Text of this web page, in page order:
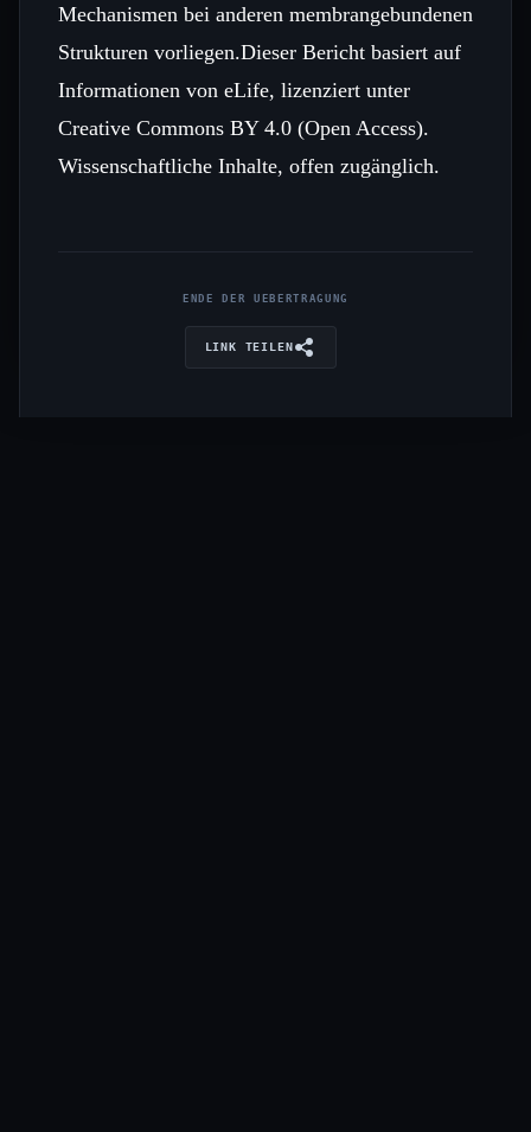
Mechanismen bei anderen membrangebundenen
Strukturen vorliegen.Dieser Bericht basiert auf
Informationen von eLife, lizenziert unter
Creative Commons BY 4.0 (Open Access).
Wissenschaftliche Inhalte, offen zugänglich.
ENDE DER UEBERTRAGUNG
LINK TEILEN